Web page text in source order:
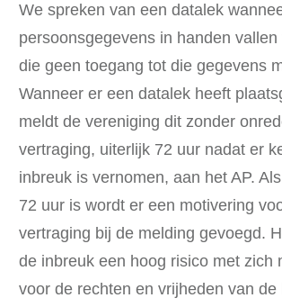
We spreken van een datalek
persoonsgegevens in handen vallen
die geen toegang tot die gegevens
Wanneer er een datalek heeft
meldt de vereniging dit zonder
vertraging, uiterlijk 72 uur nadat er
inbreuk is vernomen, aan het AP.
72 uur is wordt er een motivering
vertraging bij de melding gevoegd.
de inbreuk een hoog risico met zich
voor de rechten en vrijheden van de